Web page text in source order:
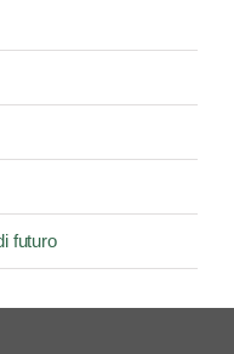
futuro